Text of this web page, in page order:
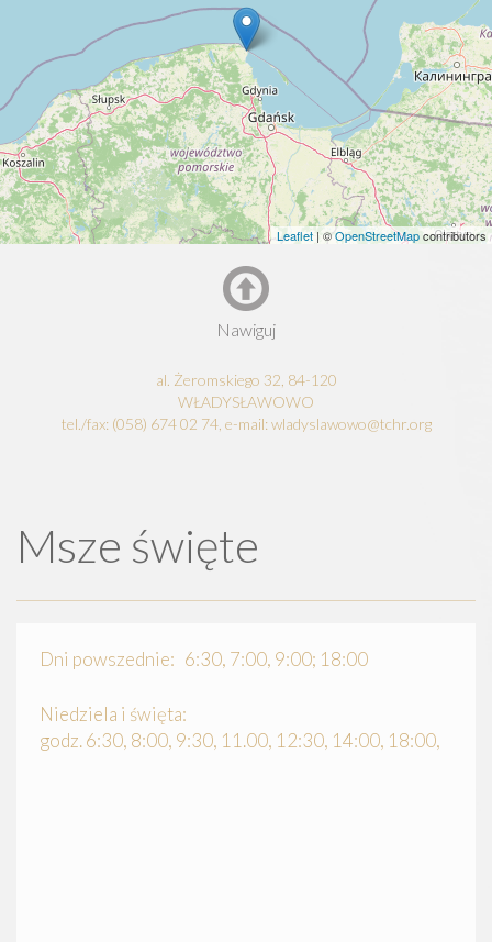
Leaflet | ©OpenStreetMapcontributors
Nawiguj
al. Żeromskiego 32, 84-120
WŁADYSŁAWOWO
tel./fax: (058) 674 02 74, e-mail: wladyslawowo@tchr.org
Msze święte
Dni powszednie: 6:30, 7:00, 9:00; 18:00
Niedziela i święta:
godz. 6:30, 8:00, 9:30, 11.00, 12:30, 14:00, 18:00,